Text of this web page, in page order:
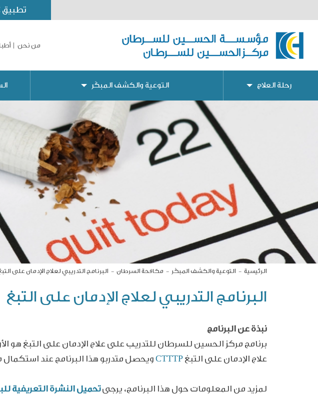
تطبيق MyKHCC
من نحن
رحلة العلاج التوعية والكشف المبكّر
الرئيسية التوعية والكشف المبكّر مكافحة السرطان البرنامج التدريبي لعلاج الإدمان على
البرنامج التدريبي لعلاج الإدمان على التبغ
نبذة عن البرنامج
برنامج مركز الحسين للسرطان للتدريب على علاج الإدمان على التبغ هو
علاج الإدمان على التبغ CTTTP ويحصل متدربو هذا البرنامج عند
لمزيد من المعلومات حول هذا البرنامج، يرجىتحميل النشرة التعريفية